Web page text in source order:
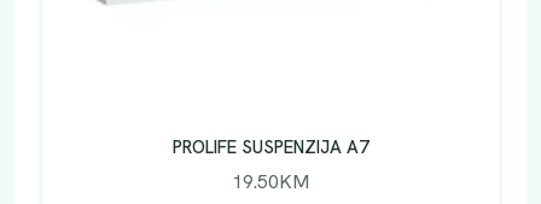
PROLIFE SUSPENZIJA A7
19.50KM